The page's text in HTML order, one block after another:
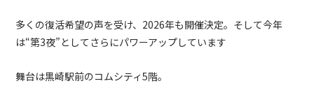
多くの復活希望の声を受け、2026年も開催決定。そして今年
は“第3夜”としてさらにパワーアップしています
舞台は黒崎駅前のコムシティ5階。